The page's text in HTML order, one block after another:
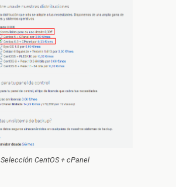
Selección CentOS + cPanel